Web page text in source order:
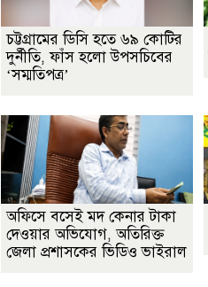
চট্টগ্রামের ডিসি হতে ৬৯ কোটির
দুর্নীতি, ফাঁস হলো উপসচিবের
‘সম্মতিপত্র’
অফিসে বসেই মদ কেনার টাকা
দেওয়ার অভিযোগ, অতিরিক্ত
জেলা প্রশাসকের ভিডিও ভাইরাল